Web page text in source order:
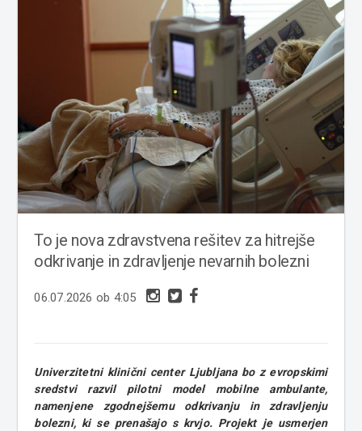
To je nova zdravstvena rešitev za hitrejše
odkrivanje in zdravljenje nevarnih bolezni
06.07.2026 ob 4:05
Univerzitetni klinični center Ljubljana bo z evropskimi
sredstvi razvil pilotni model mobilne ambulante,
namenjene zgodnejšemu odkrivanju in zdravljenju
bolezni, ki se prenašajo s krvjo. Projekt je usmerjen